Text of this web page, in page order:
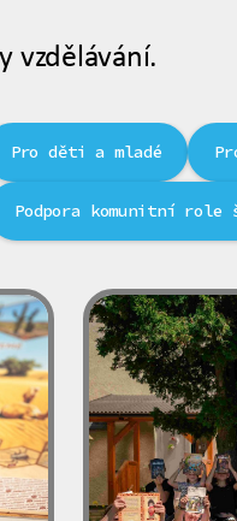
vzdělávání.
Pro děti a mladé
Podpora komunitní role